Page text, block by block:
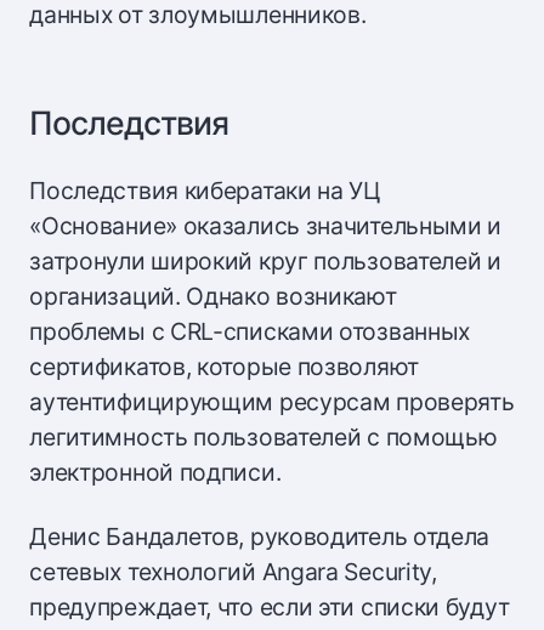
данных от злоумышленников.
Последствия
Последствия кибератаки на УЦ
«Основание» оказались значительными и
затронули широкий круг пользователей и
организаций. Однако возникают
проблемы с CRL-списками отозванных
сертификатов, которые позволяют
аутентифицирующим ресурсам проверять
легитимность пользователей с помощью
электронной подписи.
Денис Бандалетов, руководитель отдела
сетевых технологий Angara Security,
предупреждает, что если эти списки будут